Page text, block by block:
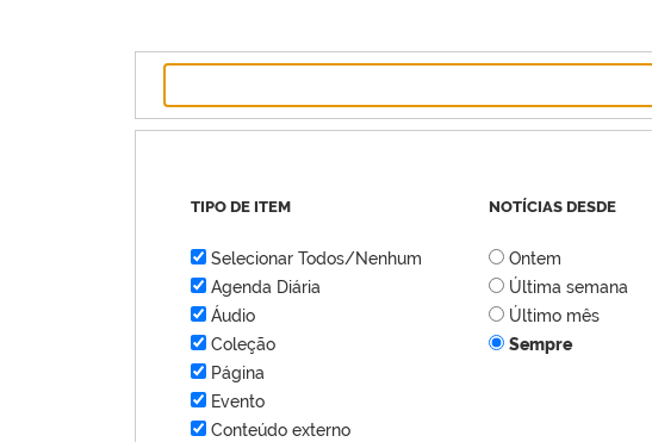
TIPO DE ITEM
Selecionar Todos/Nenhum
Agenda Diária
Áudio
Coleção
Página
Evento
Conteúdo externo
NOTÍCIAS DESDE
Ontem
Última semana
Último mês
Sempre